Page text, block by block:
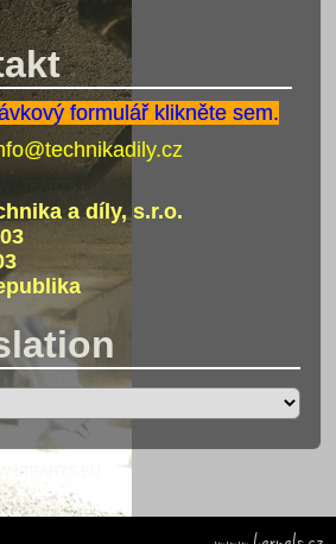
formulář klikněte sem.
a díly, s.r.o.